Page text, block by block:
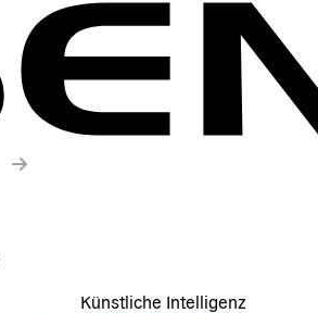
Künstliche Intelligenz